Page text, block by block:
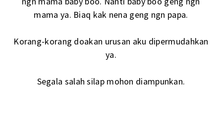
mama ya. Biaq kak nena geng ngn papa.
Korang-korang doakan urusan aku dipermudahkan
ya.
Segala salah silap mohon diampunkan.